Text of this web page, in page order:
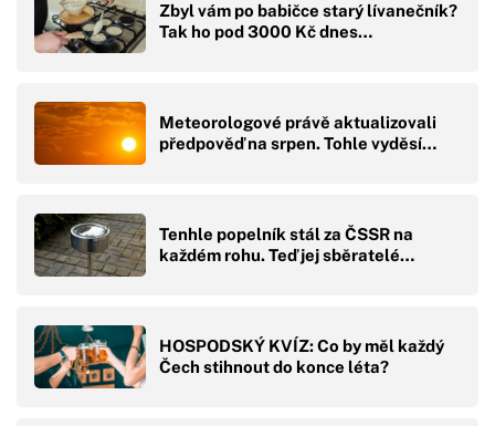
Zbyl vám po babičce starý lívanečník?
Tak ho pod 3000 Kč dnes…
Meteorologové právě aktualizovali
předpověď na srpen. Tohle vyděsí…
Tenhle popelník stál za ČSSR na
každém rohu. Teď jej sběratelé…
HOSPODSKÝ KVÍZ: Co by měl každý
Čech stihnout do konce léta?